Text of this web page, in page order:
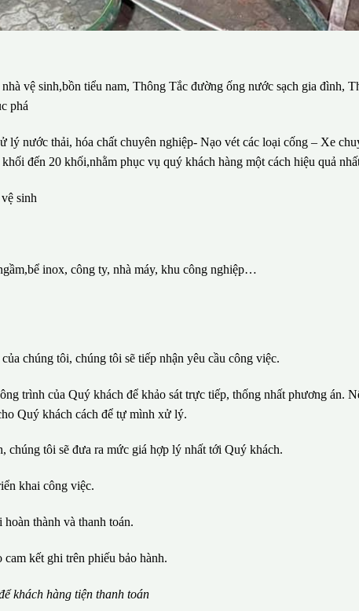
vệ sinh,bồn tiểu nam, Thông Tắc đường ống nước sạch gia đình,
phá
nước thải, hóa chất chuyên nghiệp- Nạo vét các loại cống – Xe
đến 20 khối,nhằm phục vụ quý khách hàng một cách hiệu quả
sinh
inox, công ty, nhà máy, khu công nghiệp…
chúng tôi, chúng tôi sẽ tiếp nhận yêu cầu công việc.
trình của Quý khách để khảo sát trực tiếp, thống nhất phương án.
Quý khách cách để tự mình xử lý.
chúng tôi sẽ đưa ra mức giá hợp lý nhất tới Quý khách.
khai công việc.
thành và thanh toán.
kết ghi trên phiếu bảo hành.
ểkhách hàng tiện thanh toán